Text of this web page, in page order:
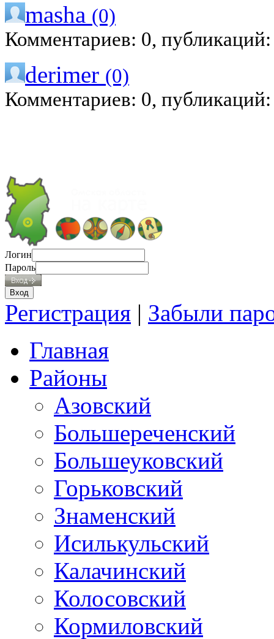
masha (0)
Комментариев: 0,
derimer (0)
Комментариев: 0,
Логин
Пароль
Регистрация | Забыли
Главная
Районы
Азовский
Большереченский
Большеуковский
Горьковский
Знаменский
Исилькульский
Калачинский
Колосовский
Кормиловский